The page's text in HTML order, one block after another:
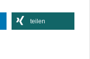
teilen